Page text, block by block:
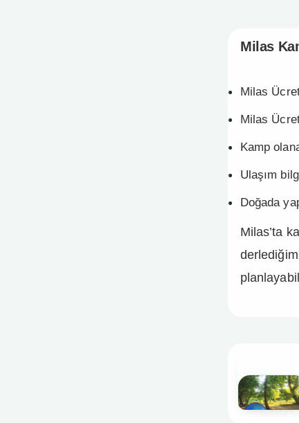
Milas
Milas
Milas
Milas
Kamp
Ulaşım
Doğada
Milas’ta